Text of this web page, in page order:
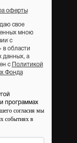
оферты
свое
мною
с
в области
данных, а
с
Политикой
Фонда
программах
согласия мы
событиях в